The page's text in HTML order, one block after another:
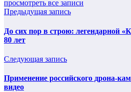
просмотреть все записи
Предыдущая запись
До сих пор в строю: легендарной
80 лет
Следующая запись
Применение российского дрона-
видео